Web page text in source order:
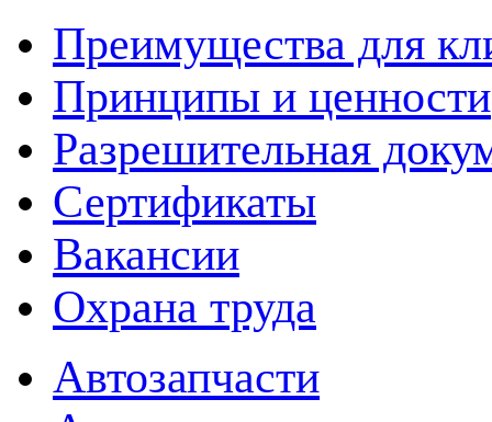
Преимущества для
Принципы и ценности
Разрешительная
Сертификаты
Вакансии
Охрана труда
Автозапчасти